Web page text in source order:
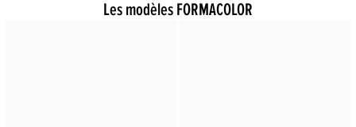
Les modèles FORMACOLOR